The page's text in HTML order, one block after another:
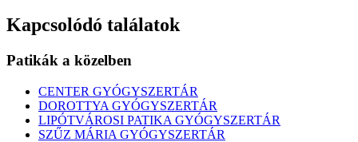
Kapcsolódó találatok
Patikák a közelben
CENTER GYÓGYSZERTÁR
DOROTTYA GYÓGYSZERTÁR
LIPÓTVÁROSI PATIKA GYÓGYSZERTÁR
SZŰZ MÁRIA GYÓGYSZERTÁR